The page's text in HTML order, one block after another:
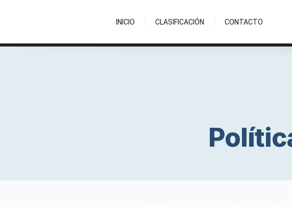
INICIO CLASIFICACIÓN CONTACTO